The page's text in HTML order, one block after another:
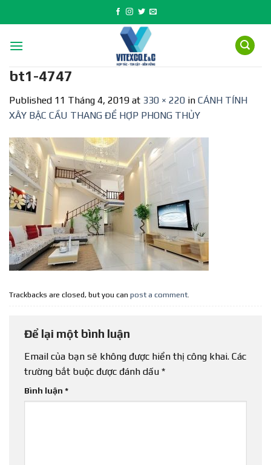
to
bt1-4747
Published 11 Tháng 4, 2019 at 330 × 220 in CÁNH TÍNH
XÂY BẬC CẦU THANG ĐỂ HỢP PHONG THỦY
Trackbacks are closed, but you can post a comment.
Để lại một bình luận
Email của bạn sẽ không được hiển thị công khai. Các
trường bắt buộc được đánh dấu *
Bình luận *